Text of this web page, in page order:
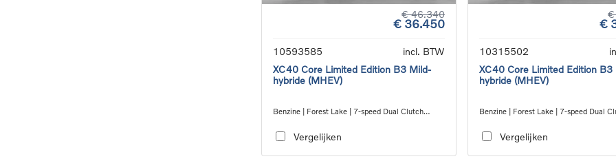
€ 46.340
€ 36.450
10593585
incl. BTW
XC40 Core Limited Edition B3 Mild-
hybride (MHEV)
Benzine | Forest Lake | 7-speed Dual Clutch
Vergelijken
€
€
10315502
XC40 Core Limited Edition B3
hybride (MHEV)
Benzine | Forest Lake | 7-speed Dual
Vergelijken